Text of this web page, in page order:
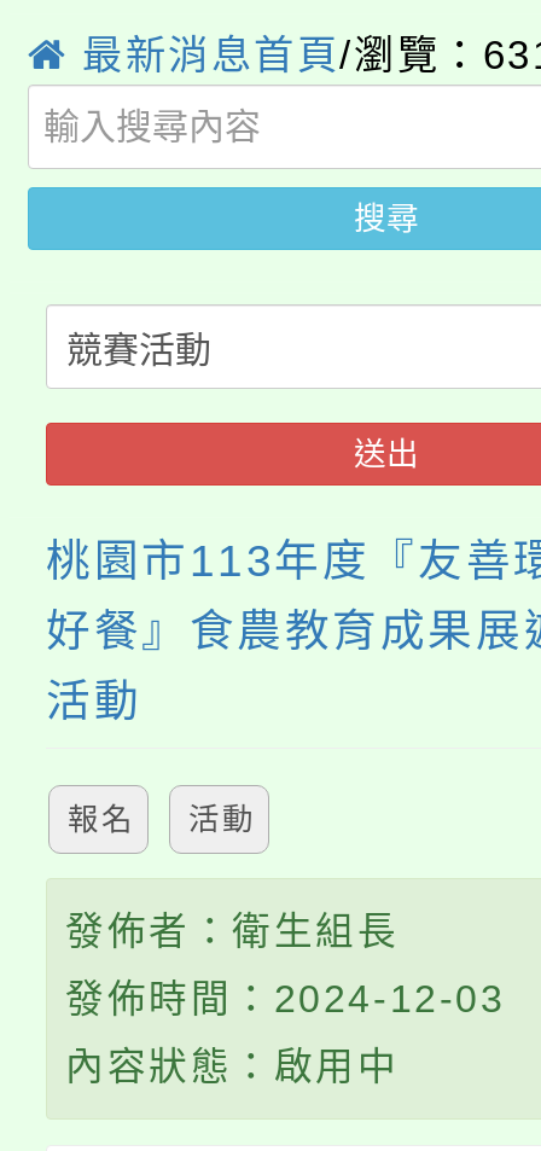
局官網。
8月14至27日，桃園電
開!
115年桃園市運動會8/
田徑場及游泳池舉行。
桃園市低收入戶享有免
視費優惠，中低收入戶
半價優惠，詳情可洽有
者。
大園自造教育及科技
份教師增能研習
份教師研習
淨零綠生活教案入校路
會
115年食農教育專業人
程
最新消息首頁/瀏覽：
搜尋
送出
桃園市113年度『友善
好餐』食農教育成果展
活動
報名 活動
發佈者：衛生組長
發佈時間：2024-12-03
內容狀態：啟用中